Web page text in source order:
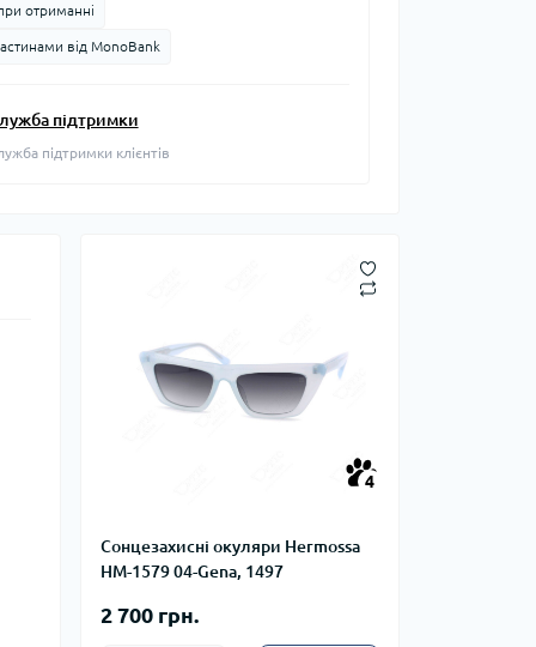
отриманні
від MonoBank
підтримки
підтримки клієнтів
4
Сонцезахисні окуляри Hermossa
HM-1579 04-Gena, 1497
2 700 грн.